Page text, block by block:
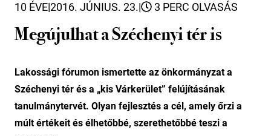
10 ÉVE|2016. JÚNIUS. 23.| 3 PERC OLVASÁS
Megújulhat a Széchenyi tér is
Lakossági fórumon ismertette az önkormányzat a
Széchenyi tér és a „kis Várkerület” felújításának
tanulmánytervét. Olyan fejlesztés a cél, amely őrzi a
múlt értékeit és élhetőbbé, szerethetőbbé teszi a